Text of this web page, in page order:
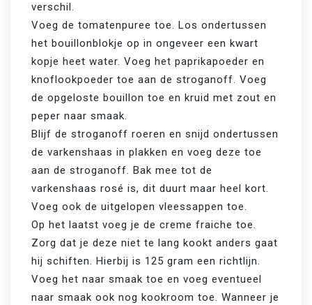
verschil.
Voeg de tomatenpuree toe. Los ondertussen
het bouillonblokje op in ongeveer een kwart
kopje heet water. Voeg het paprikapoeder en
knoflookpoeder toe aan de stroganoff. Voeg
de opgeloste bouillon toe en kruid met zout en
peper naar smaak.
Blijf de stroganoff roeren en snijd ondertussen
de varkenshaas in plakken en voeg deze toe
aan de stroganoff. Bak mee tot de
varkenshaas rosé is, dit duurt maar heel kort.
Voeg ook de uitgelopen vleessappen toe.
Op het laatst voeg je de creme fraiche toe.
Zorg dat je deze niet te lang kookt anders gaat
hij schiften. Hierbij is 125 gram een richtlijn.
Voeg het naar smaak toe en voeg eventueel
naar smaak ook nog kookroom toe. Wanneer je